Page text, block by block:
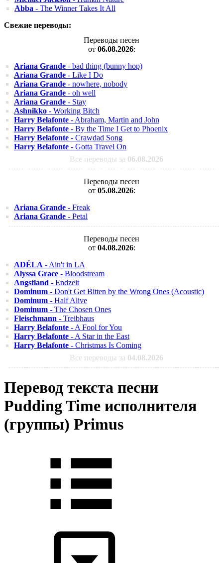
Abba - The Winner Takes It All
Свежие переводы:
Переводы песен
от 06.08.2026:
Ariana Grande - bad thing (bunny hop)
Ariana Grande - Like I Do
Ariana Grande - nowhere, nobody
Ariana Grande - oh well
Ariana Grande - Stay
Ashnikko - Working Bitch
Harry Belafonte - Abraham, Martin and John
Harry Belafonte - By the Time I Get to Phoenix
Harry Belafonte - Crawdad Song
Harry Belafonte - Gotta Travel On
Все переводы за 06.08.2026
Переводы песен
от 05.08.2026:
Ariana Grande - Freak
Ariana Grande - Petal
Переводы песен
от 04.08.2026:
ADÉLA - Ain't in LA
Alyssa Grace - Bloodstream
Angstland - Endzeit
Dominum - Don't Get Bitten by the Wrong Ones (Acoustic)
Dominum - Half Alive
Dominum - The Chosen Ones
Fleischmann - Treibhaus
Harry Belafonte - A Fool for You
Harry Belafonte - A Star in the East
Harry Belafonte - Christmas Is Coming
Все переводы за 04.08.2026
Перевод текста песни
Pudding Time исполнителя
(группы) Primus